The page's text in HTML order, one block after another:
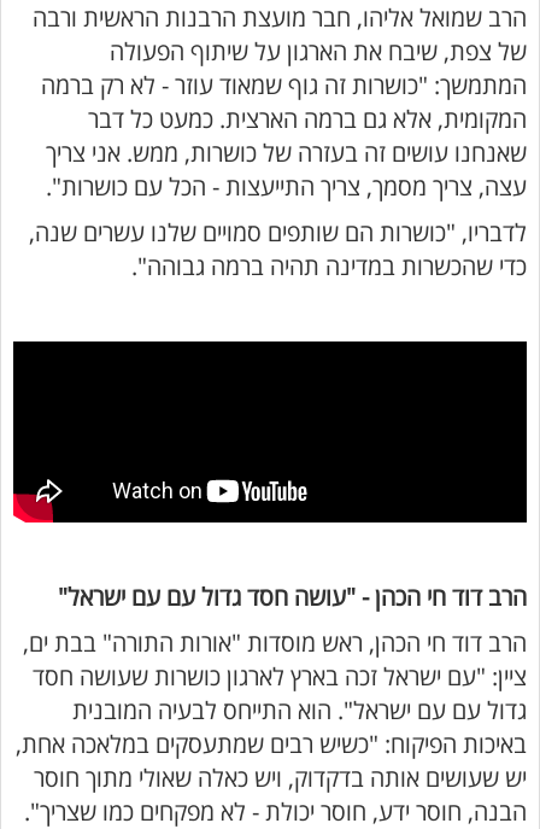
הרב שמואל אליהו, חבר מועצת הרבנות הראשית ורבה
של צפת, שיבח את הארגון על שיתוף הפעולה
המתמשך: "כושרות זה גוף שמאוד עוזר - לא רק ברמה
המקומית, אלא גם ברמה הארצית. כמעט כל דבר
שאנחנו עושים זה בעזרה של כושרות, ממש. אני צריך
עצה, צריך מסמך, צריך התייעצות - הכל עם כושרות".
לדבריו, "כושרות הם שותפים סמויים שלנו עשרים שנה,
כדי שהכשרות במדינה תהיה ברמה גבוהה".
הרב דוד חי הכהן - "עושה חסד גדול עם עם ישראל"
הרב דוד חי הכהן, ראש מוסדות "אורות התורה" בבת ים,
ציין: "עם ישראל זכה בארץ לארגון כושרות שעושה חסד
גדול עם עם ישראל". הוא התייחס לבעיה המובנית
באיכות הפיקוח: "כשיש רבים שמתעסקים במלאכה אחת,
יש שעושים אותה בדקדוק, ויש כאלה שאולי מתוך חוסר
הבנה, חוסר ידע, חוסר יכולת - לא מפקחים כמו שצריך".